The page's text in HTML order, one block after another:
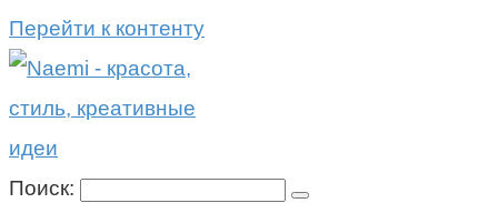
Перейти к контенту
Поиск: